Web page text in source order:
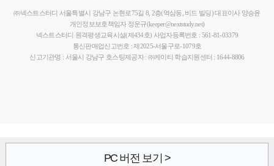
㈜넥스트스터디 서울특별시 강남구 논현로75길 8, 2층(역삼동, 비드 빌딩)대표이사 양승윤
개인정보보호책임자 정운규(keeper@nextstudy.net)
넥스트스터디 원격평생교육시설(제434호) 사업자등록번호 : 561-81-03379
통신판매업신고번호 : 제2025-서울구로-1079호
신고기관명 : 서울시 강남구 호스팅제공자 : ㈜케이티 학습지원센터 : 1644-8806
PC 버전 보기 >